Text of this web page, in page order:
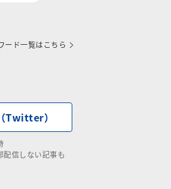
ード一覧はこちら
Twitter）
信しない記事も